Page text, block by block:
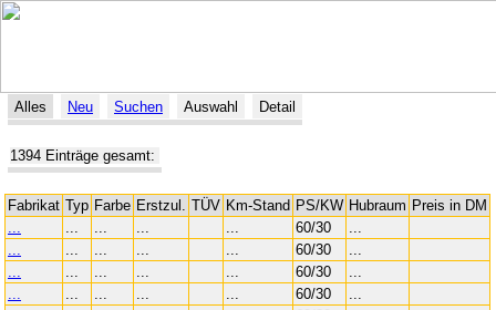
Alles Neu Suchen Auswahl Detail
1394 Einträge gesamt:
Fabrikat Typ Farbe Erstzul. TÜV Km-Stand PS/KW Hubraum Preis in DM
...
... ... ... ... 60/30
...
...
... ... ... ... 60/30
...
...
... ... ... ... 60/30
...
...
... ... ... ... 60/30
...